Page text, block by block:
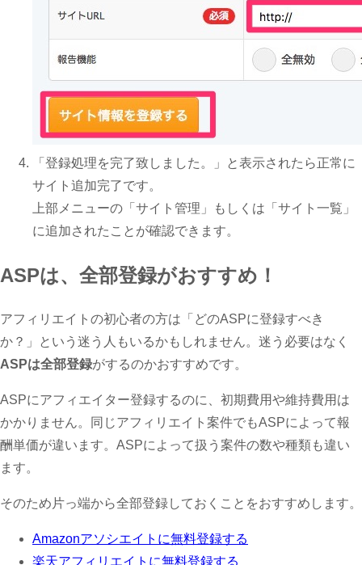
「登録処理を完了致しました。」と表示されたら正常に
サイト追加完了です。
上部メニューの「サイト管理」もしくは「サイト一覧」
に追加されたことが確認できます。
ASPは、全部登録がおすすめ！
アフィリエイトの初心者の方は「どのASPに登録すべき
か？」という迷う人もいるかもしれません。迷う必要はなく
ASPは全部登録がするのかおすすめです。
ASPにアフィエイター登録するのに、初期費用や維持費用は
かかりません。同じアフィリエイト案件でもASPによって報
酬単価が違います。ASPによって扱う案件の数や種類も違い
ます。
そのため片っ端から全部登録しておくことをおすすめします。
Amazonアソシエイトに無料登録する
楽天アフィリエイトに無料登録する